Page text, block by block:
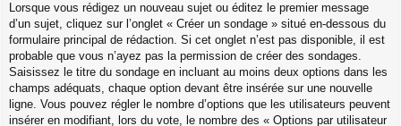
Lorsque vous rédigez un nouveau sujet ou éditez le premier message
d’un sujet, cliquez sur l’onglet « Créer un sondage » situé en-dessous du
formulaire principal de rédaction. Si cet onglet n’est pas disponible, il est
probable que vous n’ayez pas la permission de créer des sondages.
Saisissez le titre du sondage en incluant au moins deux options dans les
champs adéquats, chaque option devant être insérée sur une nouvelle
ligne. Vous pouvez régler le nombre d’options que les utilisateurs peuvent
insérer en modifiant, lors du vote, le nombre des « Options par utilisateur